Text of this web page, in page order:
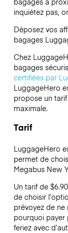
inquiétez pas,
Déposez vos
bagages
Chez
bagages
certifiées par
LuggageHero
propose un
maximale.
Tarif
LuggageHero
permet de
Megabus New
Un tarif de
de choisir
prévoyez de ne
pourquoi payer
feriez avec